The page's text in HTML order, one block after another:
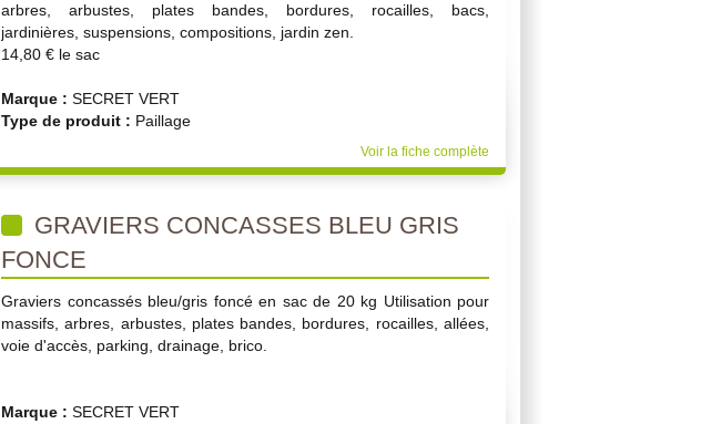
arbres, arbustes, plates bandes, bordures, rocailles, bacs,
jardinières, suspensions, compositions, jardin zen.
14,80 € le sac
Marque : SECRET VERT
Type de produit : Paillage
Voir la fiche complète
GRAVIERS CONCASSES BLEU GRIS
FONCE
Graviers concassés bleu/gris foncé en sac de 20 kg Utilisation pour
massifs, arbres, arbustes, plates bandes, bordures, rocailles, allées,
voie d'accès, parking, drainage, brico.
Marque : SECRET VERT